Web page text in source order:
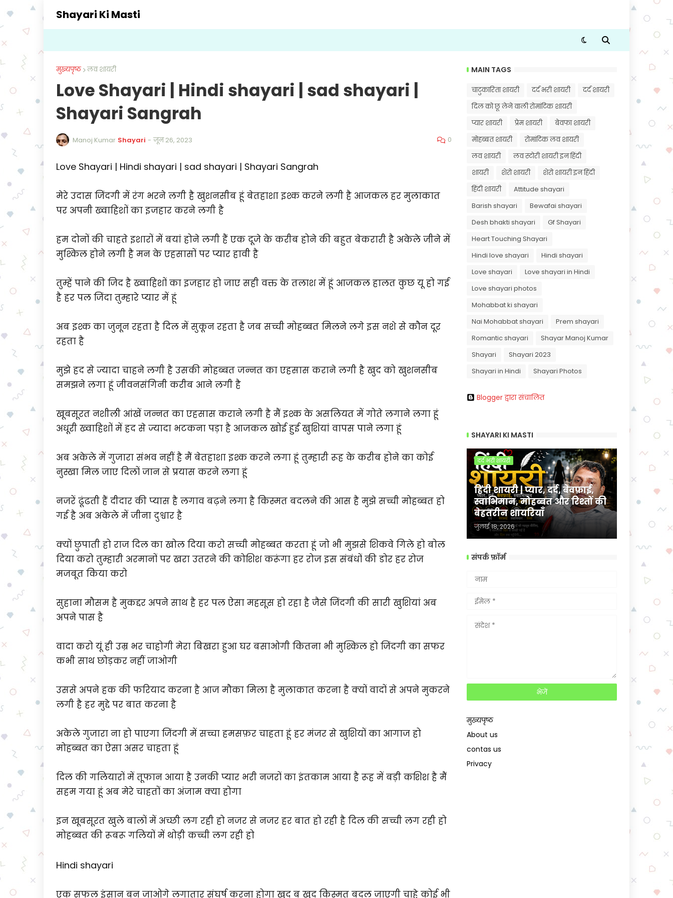
Shayari Ki Masti
मुख्यपृष्ठ लव शायरी
Love Shayari | Hindi shayari | sad shayari |
Shayari Sangrah
Manoj Kumar Shayari - जून 26, 2023 0
Love Shayari | Hindi shayari | sad shayari | Shayari Sangrah
मेरे उदास जिंदगी में रंग भरने लगी है खुशनसीब हूं बेतहाशा इश्क करने लगी है आजकल हर मुलाकात
पर अपनी ख्वाहिशों का इजहार करने लगी है
हम दोनों की चाहते इशारों में बयां होने लगी हैं एक दूजे के करीब होने की बहुत बेकरारी है अकेले जीने में
मुश्किल होने लगी है मन के एहसासों पर प्यार हावी है
तुम्हें पाने की जिद है ख्वाहिशों का इजहार हो जाए सही वक्त के तलाश में हूं आजकल हालत कुछ यू हो गई
है हर पल जिंदा तुम्हारे प्यार में हूं
अब इश्क का जुनून रहता है दिल में सुकून रहता है जब सच्ची मोहब्बत मिलने लगे इस नशे से कौन दूर
रहता है
मुझे हद से ज्यादा चाहने लगी है उसकी मोहब्बत जन्नत का एहसास कराने लगी है खुद को खुशनसीब
समझने लगा हूं जीवनसंगिनी करीब आने लगी है
खूबसूरत नशीली आंखें जन्नत का एहसास कराने लगी है मैं इश्क के असलियत में गोते लगाने लगा हूं
अधूरी ख्वाहिशों में हद से ज्यादा भटकना पड़ा है आजकल खोई हुई खुशियां वापस पाने लगा हूं
अब अकेले में गुजारा संभव नहीं है मैं बेतहाशा इश्क करने लगा हूं तुम्हारी रूह के करीब होने का कोई
नुस्खा मिल जाए दिलों जान से प्रयास करने लगा हूं
नजरें ढूंढती हैं दीदार की प्यास है लगाव बढ़ने लगा है किस्मत बदलने की आस है मुझे सच्ची मोहब्बत हो
गई है अब अकेले में जीना दुश्वार है
क्यों छुपाती हो राज दिल का खोल दिया करो सच्ची मोहब्बत करता हूं जो भी मुझसे शिकवे गिले हो बोल
दिया करो तुम्हारी अरमानों पर खरा उतरने की कोशिश करूंगा हर रोज इस संबंधों की डोर हर रोज
मजबूत किया करो
सुहाना मौसम है मुकद्दर अपने साथ है हर पल ऐसा महसूस हो रहा है जैसे जिंदगी की सारी खुशियां अब
अपने पास है
वादा करो यूं ही उम्र भर चाहोगी मेरा बिखरा हुआ घर बसाओगी कितना भी मुश्किल हो जिंदगी का सफर
कभी साथ छोड़कर नहीं जाओगी
उससे अपने हक की फरियाद करना है आज मौका मिला है मुलाकात करना है क्यों वादों से अपने मुकरने
लगी है हर मुद्दे पर बात करना है
अकेले गुजारा ना हो पाएगा जिंदगी में सच्चा हमसफ़र चाहता हूं हर मंजर से खुशियों का आगाज हो
मोहब्बत का ऐसा असर चाहता हूं
दिल की गलियारों में तूफान आया है उनकी प्यार भरी नजरों का इंतकाम आया है रूह में बड़ी कशिश है मैं
सहम गया हूं अब मेरे चाहतों का अंजाम क्या होगा
इन खूबसूरत खुले बालों में अच्छी लग रही हो नजर से नजर हर बात हो रही है दिल की सच्ची लग रही हो
मोहब्बत की रूबरू गलियों में थोड़ी कच्ची लग रही हो
Hindi shayari
एक सफल इंसान बन जाओगे लगातार संघर्ष करना होगा खुद ब खुद किस्मत बदल जाएगी चाहे कोई भी
MAIN TAGS
चाटुकारिता शायरी दर्द भरी शायरी
दर्द शायरी
दिल को छू लेने वाली रोमांटिक शायरी
प्यार शायरी
प्रेम शायरी
बेवफा शायरी
मोहब्बत शायरी
रोमांटिक लव शायरी
लव शायरी
लव स्टोरी शायरी इन हिंदी
शायरी
शेरो शायरी
शेरो शायरी इन हिंदी
हिंदी शायरी
Attitude shayari
Barish shayari
Bewafai shayari
Desh bhakti shayari
Gf Shayari
Heart Touching Shayari
Hindi love shayari
Hindi shayari
Love shayari
Love shayari in Hindi
Love shayari photos
Mohabbat ki shayari
Nai Mohabbat shayari
Prem shayari
Romantic shayari
Shayar Manoj Kumar
Shayari
Shayari 2023
Shayari in Hindi
Shayari Photos
Blogger द्वारा संचालित
SHAYARI KI MASTI
दर्द भरी शायरी
हिंदी शायरी | प्यार, दर्द, बेवफ़ाई,
स्वाभिमान, मोहब्बत और रिश्तों की
बेहतरीन शायरियाँ
जुलाई 18, 2026
संपर्क फ़ॉर्म
मुख्यपृष्ठ
About us
contas us
Privacy